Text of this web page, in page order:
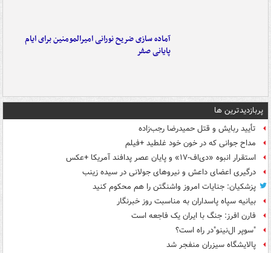
آماده سازی ضریح نورانی امیرالمومنین برای ایام
پایانی صفر
پربازدیدترین ها
تأیید ربایش و قتل حمیدرضا رجب‌زاده
مداح جوانی که در خون خود غلطید +فیلم
استقرار انبوه «دی‌اف‑۱۷» و پایان عصر پدافند آمریکا +عکس
درگیری اعضای داعش و نیروهای جولانی در سیده زینب
پزشکیان: جنایات امروز واشنگتن را هم محکوم کنید
بیانیه سپاه پاسداران به مناسبت روز خبرنگار
فارن افرز: جنگ با ایران یک فاجعه است
"سوپر ال‌نینو"در راه است؟
پالایشگاه سیزران منفجر شد